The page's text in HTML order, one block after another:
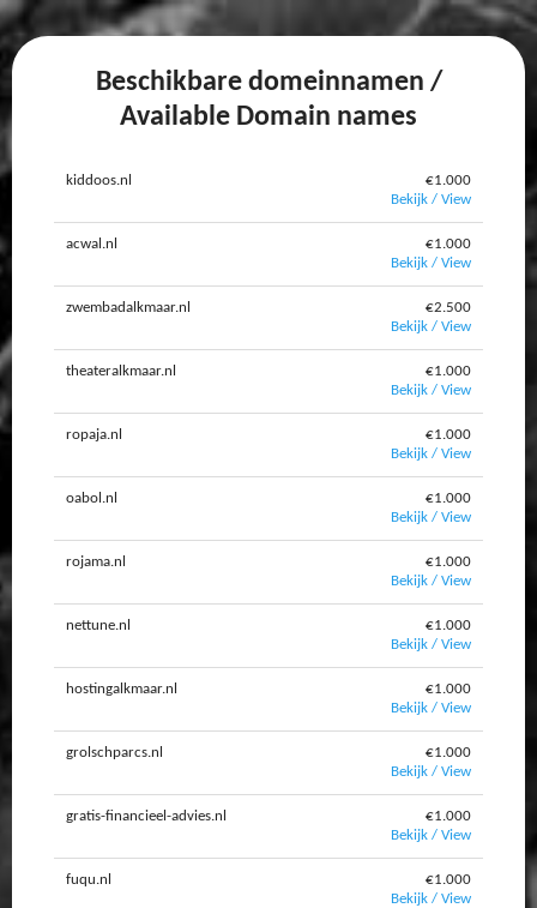
Beschikbare domeinnamen /
Available Domain names
kiddoos.nl
€1.000
Bekijk / View
acwal.nl
€1.000
Bekijk / View
zwembadalkmaar.nl
€2.500
Bekijk / View
theateralkmaar.nl
€1.000
Bekijk / View
ropaja.nl
€1.000
Bekijk / View
oabol.nl
€1.000
Bekijk / View
rojama.nl
€1.000
Bekijk / View
nettune.nl
€1.000
Bekijk / View
hostingalkmaar.nl
€1.000
Bekijk / View
grolschparcs.nl
€1.000
Bekijk / View
gratis-financieel-advies.nl
€1.000
Bekijk / View
fuqu.nl
€1.000
Bekijk / View